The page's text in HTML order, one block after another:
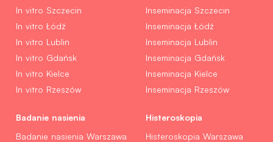
In vitro Szczecin
In vitro Łódź
In vitro Lublin
In vitro Gdańsk
In vitro Kielce
In vitro Rzeszów
Inseminacja Szczecin
Inseminacja Łódź
Inseminacja Lublin
Inseminacja Gdańsk
Inseminacja Kielce
Inseminacja Rzeszów
Badanie nasienia
Badanie nasienia Warszawa
Histeroskopia
Histeroskopia Warszawa